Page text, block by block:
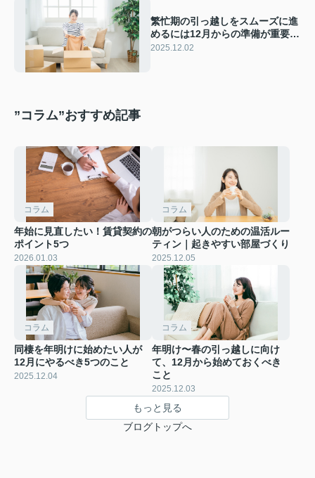
繁忙期の引っ越しをスムーズに進
めるには12月からの準備が重要。
物件探しのコツ、費用計画、退去
2025.12.02
”コラム”おすすめ記事
コラム
年始に見直したい！賃貸契約の
ポイント5つ
2026.01.03
コラム
朝がつらい人のための温活ルー
ティン｜起きやすい部屋づくり
2025.12.05
コラム
同棲を年明けに始めたい人が
12月にやるべき5つのこと
2025.12.04
コラム
年明け〜春の引っ越しに向け
て、12月から始めておくべき
こと
2025.12.03
もっと見る
ブログトップへ